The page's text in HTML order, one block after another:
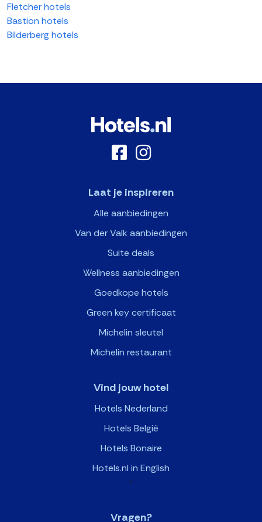
Fletcher hotels
Bastion hotels
Bilderberg hotels
Laat je inspireren
Alle aanbiedingen
Van der Valk aanbiedingen
Suite deals
Wellness aanbiedingen
Goedkope hotels
Green key certificaat
Michelin sleutel
Michelin restaurant
Vind jouw hotel
Hotels Nederland
Hotels België
Hotels Bonaire
Hotels.nl in English
>
Vragen?